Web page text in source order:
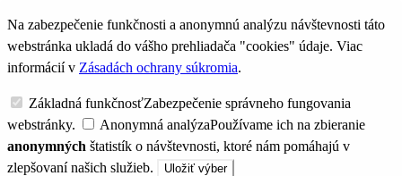
Na zabezpečenie funkčnosti a anonymnú analýzu návštevnosti táto
webstránka ukladá do vášho prehliadača "cookies" údaje. Viac
informácií v Zásadách ochrany súkromia.
Základná funkčnosťZabezpečenie správneho fungovania
webstránky.
Anonymná analýzaPoužívame ich na zbieranie
anonymných štatistík o návštevnosti, ktoré nám pomáhajú v
zlepšovaní našich služieb.
Uložiť výber